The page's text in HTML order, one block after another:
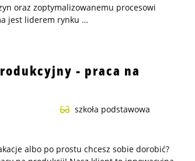
oraz zoptymalizowanemu procesowi
jest liderem rynku …
- praca na
szkoła podstawowa
albo po prostu chcesz sobie dorobić?